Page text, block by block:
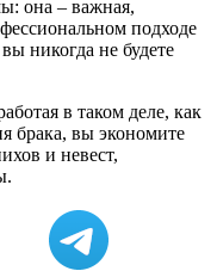
она – важная,
подходе
никогда не будете
в таком деле, как
брака, вы экономите
и невест,